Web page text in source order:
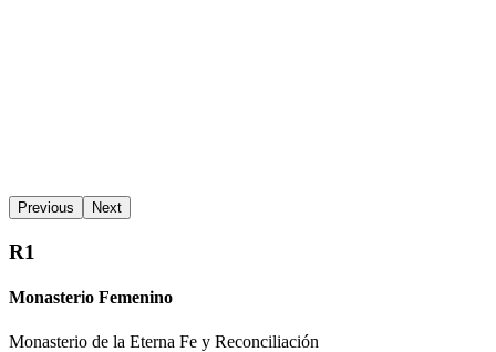
Previous Next
R1
Monasterio Femenino
Monasterio de la Eterna Fe y Reconciliación